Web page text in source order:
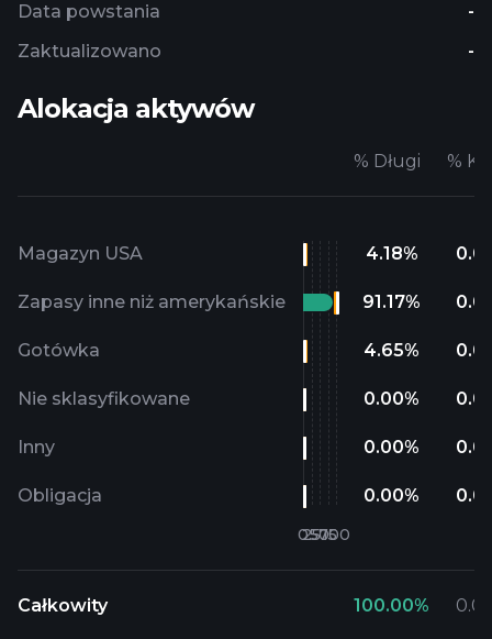
Data powstania
-
Zaktualizowano
-
Alokacja aktywów
% Długi %
Magazyn USA 4.18%
Zapasy inne niż amerykańskie 91.17%
Gotówka 4.65%
Nie sklasyfikowane 0.00%
Inny 0.00%
Obligacja 0.00%
Całkowity 100.00%